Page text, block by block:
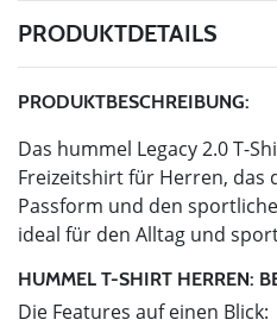
PRODUKTDETAILS
PRODUKTBESCHREIBUNG:
Das hummel Legacy 2.0 T-
Freizeitshirt für Herren, das
Passform und den
ideal für den Alltag und
HUMMEL T-SHIRT HERREN:
Die Features auf einen Blick: